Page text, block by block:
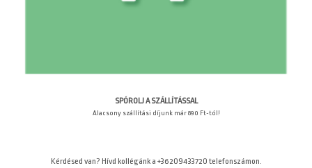
SPÓROLJ A SZÁLLÍTÁSSAL
Alacsony szállítási díjunk már 890 Ft-tól!
Kérdésed van? Hívd kollégánk a +36209433720 telefonszámon.